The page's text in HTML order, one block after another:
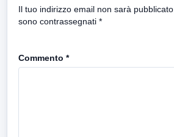
Il tuo indirizzo email non sarà pubblicato.
sono contrassegnati *
Commento *